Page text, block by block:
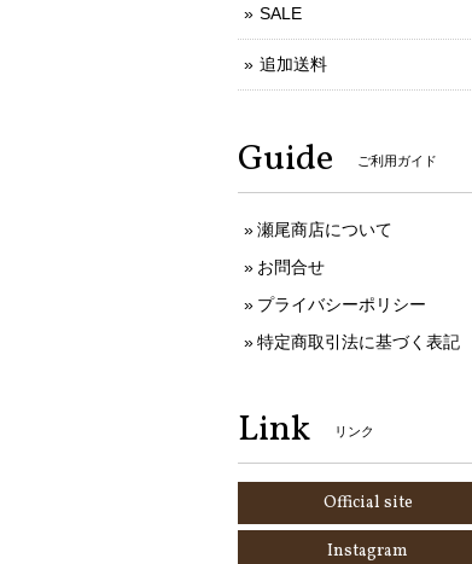
SALE
追加送料
Guide ご利用ガイド
瀬尾商店について
お問合せ
プライバシーポリシー
特定商取引法に基づく表記
Link リンク
Official site
Instagram